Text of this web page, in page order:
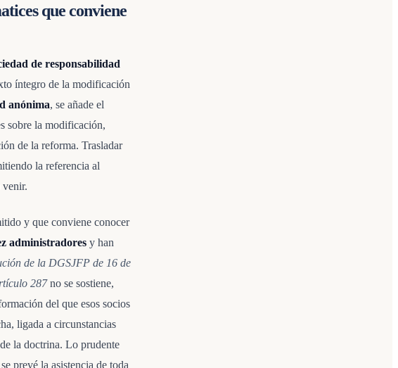
que conviene
de responsabilidad
íntegro de la modificación
anónima, se añade el
sobre la modificación,
de la reforma. Trasladar
la referencia al
venir.
y que conviene conocer
administradores y han
de la DGSJFP de 16 de
287no se sostiene,
del que esos socios
ligada a circunstancias
la doctrina. Lo prudente
prevé la asistencia de toda